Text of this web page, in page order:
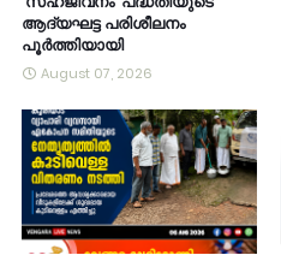
ആദ്യഘട്ട പരിശീലനം
പൂർത്തിയായി
August 07, 2026